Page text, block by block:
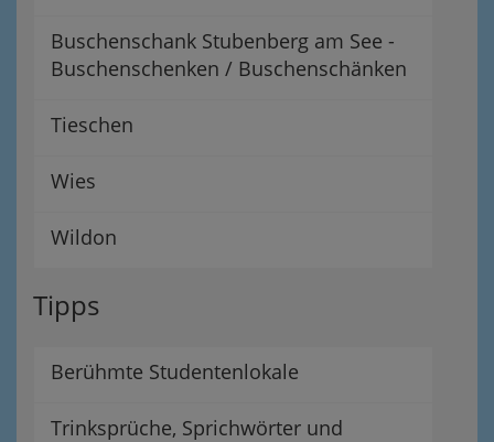
Buschenschank Stubenberg am See -
Buschenschenken / Buschenschänken
Tieschen
Wies
Wildon
Tipps
Berühmte Studentenlokale
Trinksprüche, Sprichwörter und